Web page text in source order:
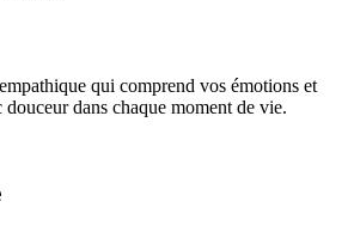
qui comprend vos émotions et
dans chaque moment de vie.